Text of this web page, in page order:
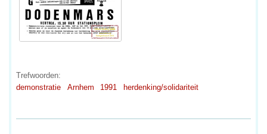
Trefwoorden:
demonstratie
Arnhem 1991 herdenking/solidariteit